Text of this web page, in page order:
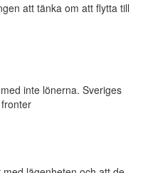
att tänka om att flytta till
inte lönerna. Sveriges